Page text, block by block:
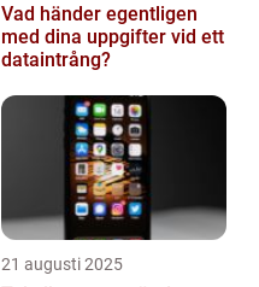
Vad händer egentligen
med dina uppgifter vid ett
dataintrång?
21 augusti 2025